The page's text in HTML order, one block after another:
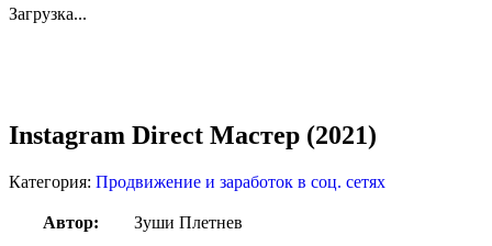
Загрузка...
Instagram Direct Мастер (2021)
Категория: Продвижение и заработок в соц. сетях
Автор: Зуши Плетнев